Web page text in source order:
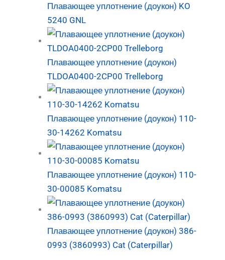
Плавающее уплотнение (доукон) KO
5240 GNL
Плавающее уплотнение (доукон)
TLDOA0400-2CP00 Trelleborg
Плавающее уплотнение (доукон) 110-
30-14262 Komatsu
Плавающее уплотнение (доукон) 110-
30-00085 Komatsu
Плавающее уплотнение (доукон) 386-
0993 (3860993) Cat (Caterpillar)